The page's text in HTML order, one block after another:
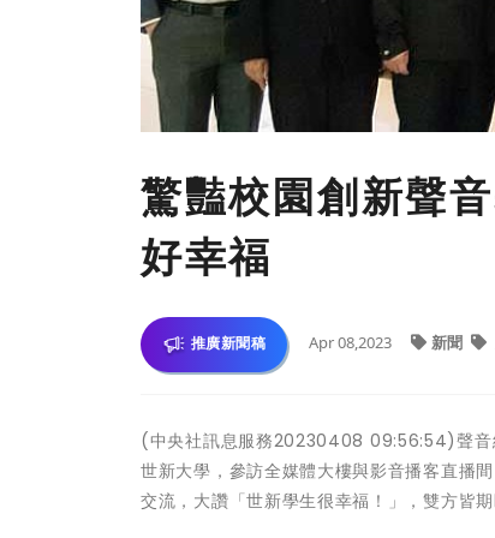
驚豔校園創新聲
好幸福
推廣新聞稿 Apr 08,2023 新聞
(中央社訊息服務20230408 09:56:54)聲音
世新大學，參訪全媒體大樓與影音播客直
交流，大讚「世新學生很幸福！」，雙方皆